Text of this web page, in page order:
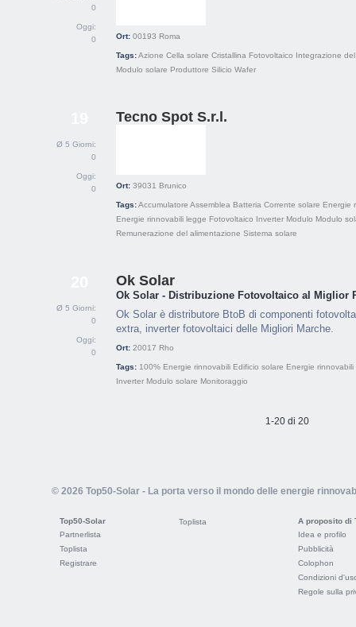
0
Oggi:
0
Ort: 00193 Roma
Tags:Azione Cella solare Cristallina Fotovoltaico Integrazione
Modulo solare Produttore Silicio Wafer
Ø 5 Giorni:
0
Oggi:
0
Tecno Spot S.r.l.
Ort: 39031 Brunico
Tags:Accumulatore Assemblea Batteria Corrente solare Energie
Energie rinnovabili legge Fotovoltaico Inverter Modulo Modulo
Remunerazione del alimentazione Sistema solare
Ø 5 Giorni:
0
Oggi:
0
Ok Solar
Ok Solar - Distribuzione Fotovoltaico al Miglior
Ok Solar è distributore BtoB di componenti
extra, inverter fotovoltaici delle Migliori Marche.
Ort: 20017 Rho
Tags: 100% Energie rinnovabili Edificio solare Energie rinnovabili
Inverter Modulo solare Monitoraggio
1-20 di 20
© 2026 Top50-Solar - La porta verso il mondo delle energie
Top50-Solar
Partnerlista
Toplista
Registrare
Toplista
A proposito di
Idea e profilo
Pubblicità
Colophon
Condizioni
Regole sulla